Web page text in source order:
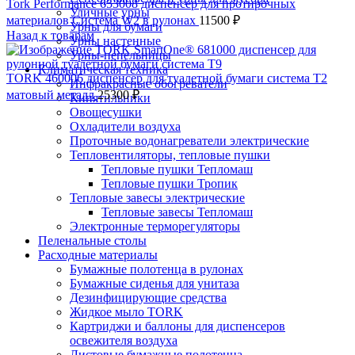
Уличные урны
Урны для бумаги
Урны настенные
Урны-пепельницы
Климатическая техника
Инфракрасные обогреватели
Кипятильники
Овощесушки
Охладители воздуха
Проточные водонагреватели электрические
Тепловентиляторы, тепловые пушки
Тепловые пушки Тепломаш
Тепловые пушки Тропик
Тепловые завесы электрические
Тепловые завесы Тепломаш
Электронные терморегуляторы
Пеленальные столы
Расходные материалы
Бумажные полотенца в рулонах
Бумажные сиденья для унитаза
Дезинфицирующие средства
Жидкое мыло TORK
Картриджи и баллоны для диспенсеров
освежителя воздуха
Tork Performance 653008 диспенсер для протирочных
материалов Система W2 в рулонах 11500 ₽
Назад к товарам
TORK 460006 диспенсер для туалетной бумаги система T2
матовый металл25300₽